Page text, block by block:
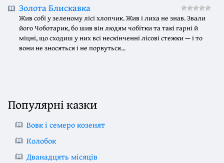
Золота Блискавка
Жив собі у зеленому лісі хлопчик. Жив і лиха не знав. Звали
його Чоботарик, бо шив він людям чобітки та такі гарні й
міцні, що сходиш у них всі нескінченні лісові стежки — і то
вони не зносяться і не порвуться...
Популярні казки
Вовк і семеро козенят
Колобок
Дванадцять місяців